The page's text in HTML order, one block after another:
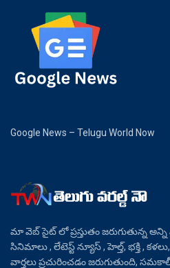
Google News – Telugu World Now
మా వెబ్ సైట్ లో ప్రస్తుతం జరుగుతున్న
సినిమాలు , లేటెస్ట్ న్యూస్ , హెల్త్, భక్తి ,
వార్తలు ప్రచురించడం జరుగుతుంది,